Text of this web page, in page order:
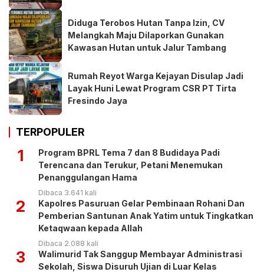
Diduga Terobos Hutan Tanpa Izin, CV
Melangkah Maju Dilaporkan Gunakan
Kawasan Hutan untuk Jalur Tambang
Rumah Reyot Warga Kejayan Disulap Jadi
Layak Huni Lewat Program CSR PT Tirta
Fresindo Jaya
TERPOPULER
1
Program BPRL Tema 7 dan 8 Budidaya Padi
Terencana dan Terukur, Petani Menemukan
Penanggulangan Hama
Dibaca 3.641 kali
2
Kapolres Pasuruan Gelar Pembinaan Rohani Dan
Pemberian Santunan Anak Yatim untuk Tingkatkan
Ketaqwaan kepada Allah
Dibaca 2.088 kali
3
Walimurid Tak Sanggup Membayar Administrasi
Sekolah, Siswa Disuruh Ujian di Luar Kelas